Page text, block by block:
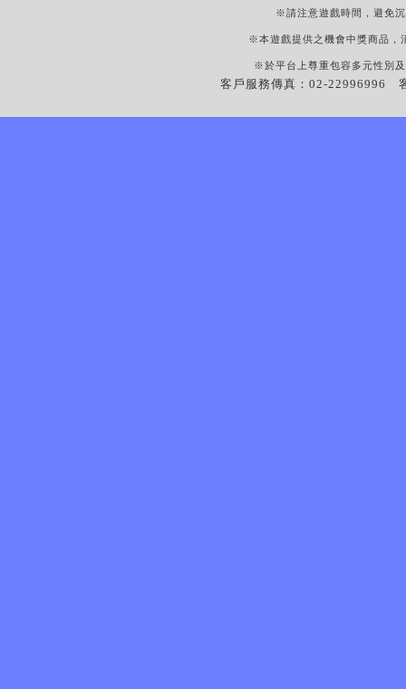
※請注意遊戲時間，避免
※本遊戲提供之機會中獎商品，
※於平台上尊重包容多元性別
客戶服務傳真：02-22996996